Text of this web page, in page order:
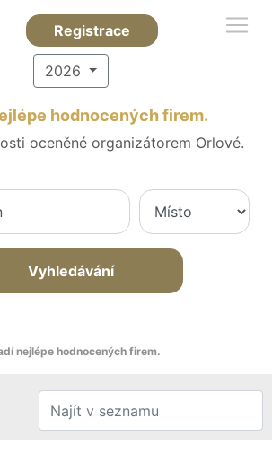
Registrace
2026
hodnocených firem.
oceněné organizátorem Orlové.
Vyhledávání
nejlépe hodnocených firem.